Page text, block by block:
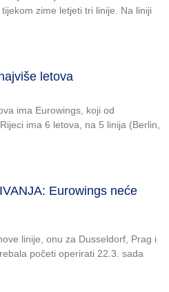
zime letjeti tri linije. Na liniji
letova
ima Eurowings, koji od
ima 6 letova, na 5 linija (Berlin,
Eurowings neće
linije, onu za Dusseldorf, Prag i
početi operirati 22.3. sada